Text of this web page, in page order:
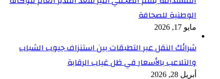
الوطنية للصحافة
مايو 17, 2026
شرائك النقل عبر التطبقات بين استنزاف جيوب الشباب
والتلاعب بالأسعار في ظل غياب الرقابة
أبريل 28, 2026